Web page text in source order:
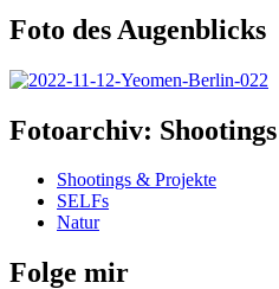
Foto des Augenblicks
Fotoarchiv:
Shootings & Projekte
SELFs
Natur
Folge mir